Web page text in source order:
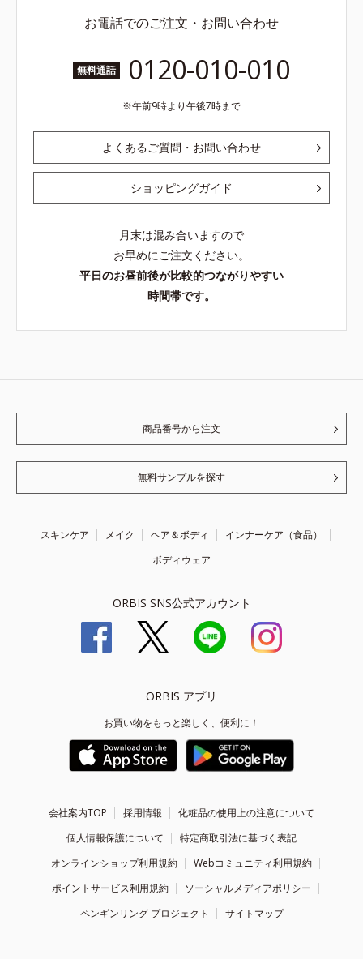
お電話でのご注文・お問い合わせ
無料通話 0120-010-010
午前9時より午後7時まで
よくあるご質問・お問い合わせ
ショッピングガイド
月末は混み合いますので
お早めにご注文ください。
平日のお昼前後が比較的つながりやすい
時間帯です。
商品番号から注文
無料サンプルを探す
スキンケア メイク ヘア＆ボディ
インナーケア（食品）
ボディウェア
ORBIS SNS公式アカウント
ORBIS アプリ
お買い物をもっと楽しく、便利に！
会社案内TOP 採用情報
化粧品の使用上の注意について
個人情報保護について
特定商取引法に基づく表記
オンラインショップ利用規約
Webコミュニティ利用規約
ポイントサービス利用規約
ソーシャルメディアポリシー
ペンギンリング プロジェクト
サイトマップ